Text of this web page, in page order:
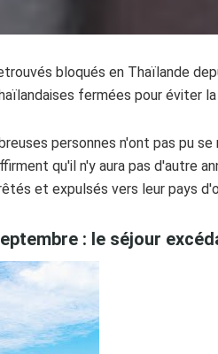
bloqués en Thaïlande
fermées pour éviter la
personnes n'ont pas pu se
qu'il n'y aura pas d'autre
et expulsés vers leur pays
: le séjour